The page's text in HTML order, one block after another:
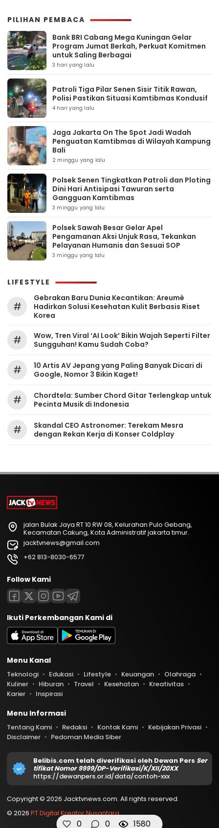
0 0 1580
PILIHAN PEMBACA
Bank BRI Cabang Mega Kuningan Gelar
Program Jumat Berkah, Perkuat Komitmen
untuk Saling Berbagai
3 hari yang lalu
Patroli Tiga Pilar Senen Sisir Titik Rawan,
Polisi Pastikan Situasi Kamtibmas Kondusif
4 hari yang lalu
Jaga Jakarta On The Spot Jadi Wadah
Penguatan Kamtibmas di Wilayah Kampung
Bali
2 minggu yang lalu
Polsek Senen Tingkatkan Patroli dan Ploting
Dini Hari Antisipasi Tawuran serta
Gangguan Kamtibmas
3 minggu yang lalu
Polsek Sawah Besar Gelar Apel
Pengamanan Aksi Unjuk Rasa, Tekankan
Pelayanan Humanis dan Sesuai SOP
3 minggu yang lalu
LIFESTYLE
#
Gebrakan Baru Dunia Kecantikan: Areumè
Hadirkan Solusi Kesehatan Kulit Berbasis Riset
Korea
#
Wow, Tren Viral ‘AI Look’ Bikin Wajah Seperti Filter
Sungguhan! Kamu Sudah Coba?
#
10 Artis AV Jepang yang Paling Banyak Dicari di
Google, Nomor 3 Bikin Kaget!
#
Chordtela: Sumber Chord Gitar Terlengkap untuk
Pecinta Musik di Indonesia
#
Skandal CEO Astronomer: Terekam Mesra
dengan Rekan Kerja di Konser Coldplay
jalan Bulak Jaya RT 10 RW 08, Kelurahan Pulo Gebang,
Kecamatan Cakung, Kota Administratif jakarta timur.
jacktvnews@gmail.com
+62 813-8030-6577
Follow Kami
Ikuti Perkembangan Kami di
Menu Kanal
Teknologi Edukasi Lifestyle Keuangan
Olahraga
Kuliner
Hiburan Travel Kesehatan
Kreativitas
Karier
Inspirasi
Menu Informasi
Tentang Kami Redaksi Kontak Kami
Kebijakan Privasi
Disclaimer
Pedoman Media Siber
Belibis.com telah diverifikasi oleh Dewan Pers Ser
tifikat Nomor 9999/DP-Verifikasi/K/XII/20XX
https://dewanpers.or.id/data/contoh-xxx
Copyright © 2026 Jacktvnews.com. All rights reserved.
© 2026 PT Digital Kreator Nusantara